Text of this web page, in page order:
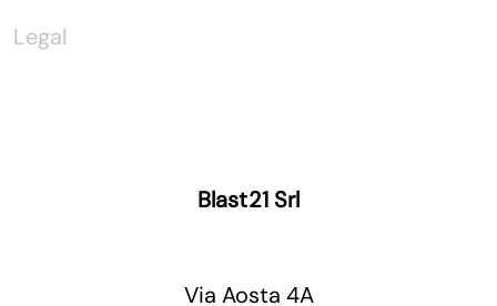
Legal
Blast21 Srl
Via Aosta 4A